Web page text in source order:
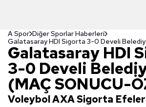
A Spor Diğer Sporlar Haberleri
Galatasaray HDI
3-0 Develi
(MAÇ SONUCU-
Voleybol AXA Sigorta